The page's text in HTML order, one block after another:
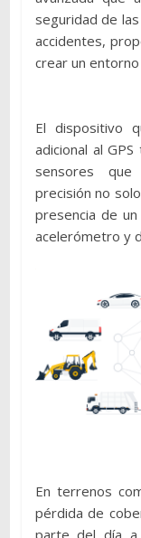
seguridad de
accidentes,
crear un
El dispositivo
adicional al
sensores
precisión no
presencia de
acelerómetro y
En terrenos
pérdida de
parte del día a